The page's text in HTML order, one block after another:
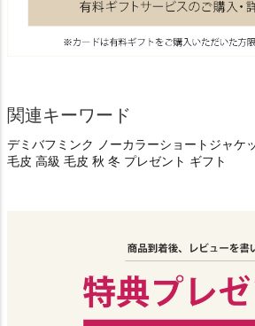
関連キーワード
デミバフミンク ノーカラーショートジャケ
毛皮 高級 毛皮 秋 冬 プレゼント ギフト